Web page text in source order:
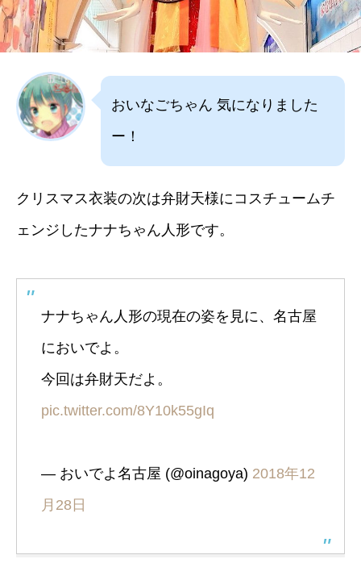
おいなごちゃん 気になりました
ー！
クリスマス衣装の次は弁財天様にコスチュームチ
ェンジしたナナちゃん人形です。
ナナちゃん人形の現在の姿を見に、名古屋
においでよ。
今回は弁財天だよ。
pic.twitter.com/8Y10k55gIq
— おいでよ名古屋 (@oinagoya) 2018年12
月28日